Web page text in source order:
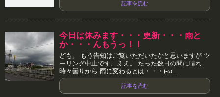
記事を読む
今日は休みます・・・更新・・・雨と
か・・・んもうっ！！
ども。 もう告知はご覧いただいたかと思いますが ツ
ーリング中止です。ええ。 たった数日の間に晴れ
時々曇りから 雨に変わるとは・・・(-ω...
記事を読む